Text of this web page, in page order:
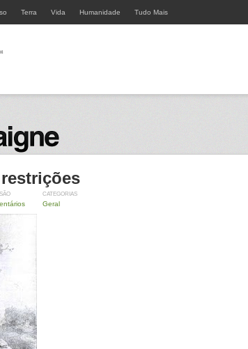
Terra Vida Humanidade Tudo Mais
restrições
CATEGORIAS
Geral